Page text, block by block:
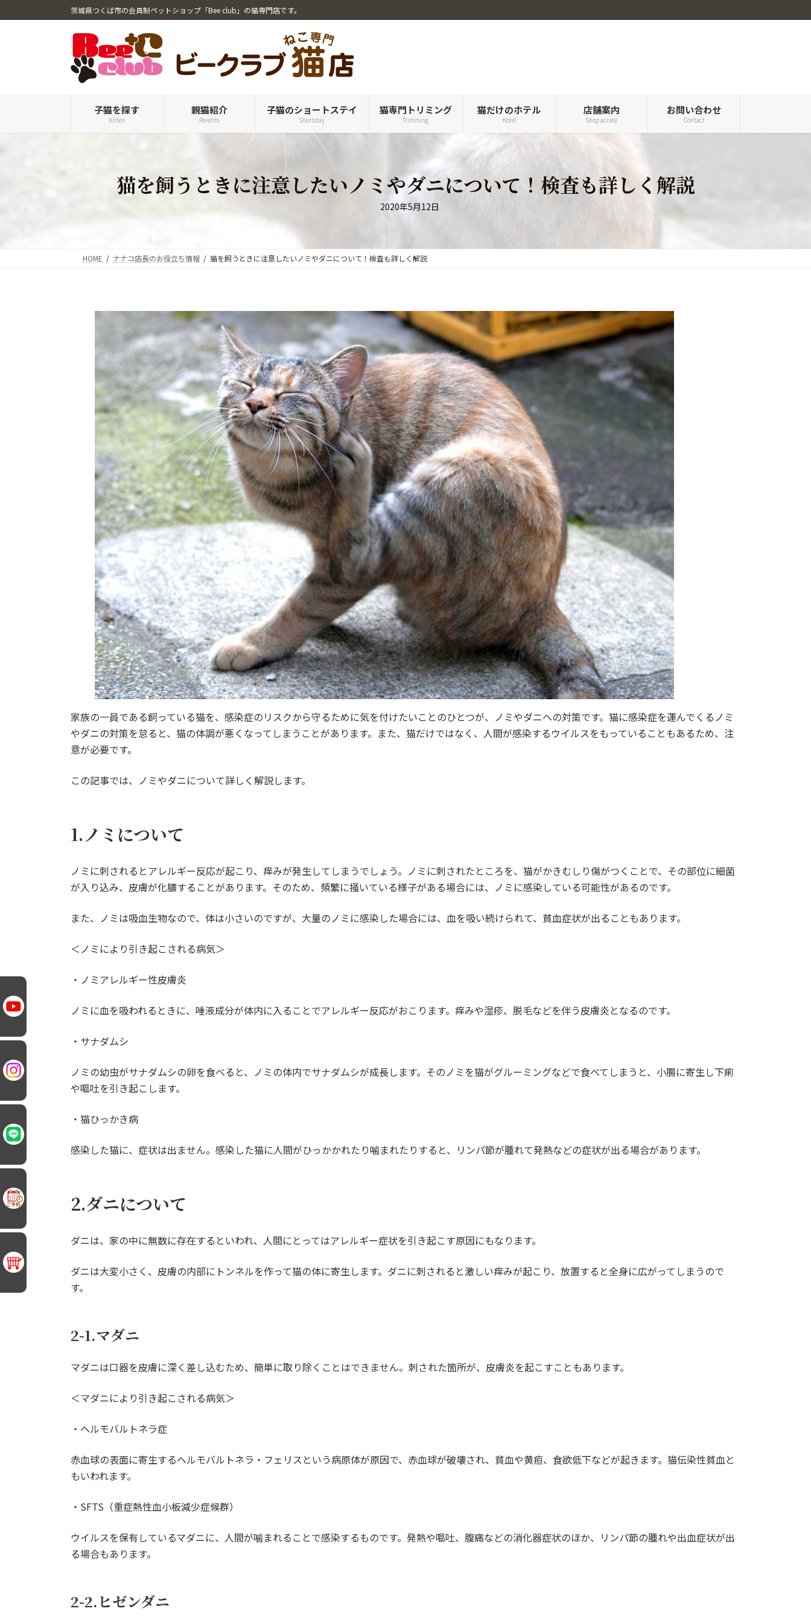
ン
ビ
茨城県つくば市の会員制ペットショップ「Bee club」の猫専門店です。
子猫を探す
Kitten
親猫紹介
Parents
子猫のショートステイ
Shortstay
猫専門トリミング
Trimming
猫だけのホテル
Hotel
店舗案内
Shop access
お問い合わせ
Contact
猫を飼うときに注意したいノミやダニについて！検査も詳しく解説
2020年5月12日
HOME ナナコ店長のお役立ち情報 猫を飼うときに注意したいノミやダニについて！検査も詳しく解説
家族の一員である飼っている猫を、感染症のリスクから守るために気を付けたいことのひとつが、ノミやダニへの対策です。猫に感染症を運んでくるノミ
やダニの対策を怠ると、猫の体調が悪くなってしまうことがあります。また、猫だけではなく、人間が感染するウイルスをもっていることもあるため、注
意が必要です。
この記事では、ノミやダニについて詳しく解説します。
1.ノミについて
ノミに刺されるとアレルギー反応が起こり、痒みが発生してしまうでしょう。ノミに刺されたところを、猫がかきむしり傷がつくことで、その部位に細菌
が入り込み、皮膚が化膿することがあります。そのため、頻繁に掻いている様子がある場合には、ノミに感染している可能性があるのです。
また、ノミは吸血生物なので、体は小さいのですが、大量のノミに感染した場合には、血を吸い続けられて、貧血症状が出ることもあります。
＜ノミにより引き起こされる病気＞
・ノミアレルギー性皮膚炎
ノミに血を吸われるときに、唾液成分が体内に入ることでアレルギー反応がおこります。痒みや湿疹、脱毛などを伴う皮膚炎となるのです。
・サナダムシ
ノミの幼虫がサナダムシの卵を食べると、ノミの体内でサナダムシが成長します。そのノミを猫がグルーミングなどで食べてしまうと、小腸に寄生し下痢
や嘔吐を引き起こします。
・猫ひっかき病
感染した猫に、症状は出ません。感染した猫に人間がひっかかれたり噛まれたりすると、リンパ節が腫れて発熱などの症状が出る場合があります。
2.ダニについて
ダニは、家の中に無数に存在するといわれ、人間にとってはアレルギー症状を引き起こす原因にもなります。
ダニは大変小さく、皮膚の内部にトンネルを作って猫の体に寄生します。ダニに刺されると激しい痒みが起こり、放置すると全身に広がってしまうので
す。
2-1.マダニ
マダニは口器を皮膚に深く差し込むため、簡単に取り除くことはできません。刺された箇所が、皮膚炎を起こすこともあります。
＜マダニにより引き起こされる病気＞
・ヘルモバルトネラ症
赤血球の表面に寄生するヘルモバルトネラ・フェリスという病原体が原因で、赤血球が破壊され、貧血や黄疸、食欲低下などが起きます。猫伝染性貧血と
もいわれます。
・SFTS（重症熱性血小板減少症候群）
ウイルスを保有しているマダニに、人間が噛まれることで感染するものです。発熱や嘔吐、腹痛などの消化器症状のほか、リンパ節の腫れや出血症状が出
る場合もあります。
2-2.ヒゼンダニ